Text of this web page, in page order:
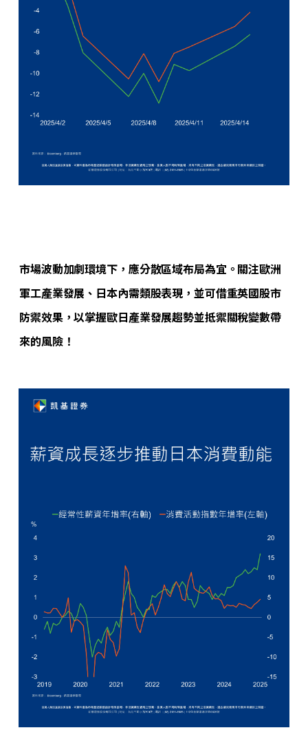
市場波動加劇環境下，應分散區域布局為宜。關注歐洲
軍工產業發展、日本內需類股表現，並可借重英國股市
防禦效果，以掌握歐日產業發展趨勢並抵禦關稅變數帶
來的風險！